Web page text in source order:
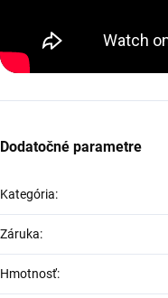
Dodatočné parametre
Kategória:
Záruka:
Hmotnosť: